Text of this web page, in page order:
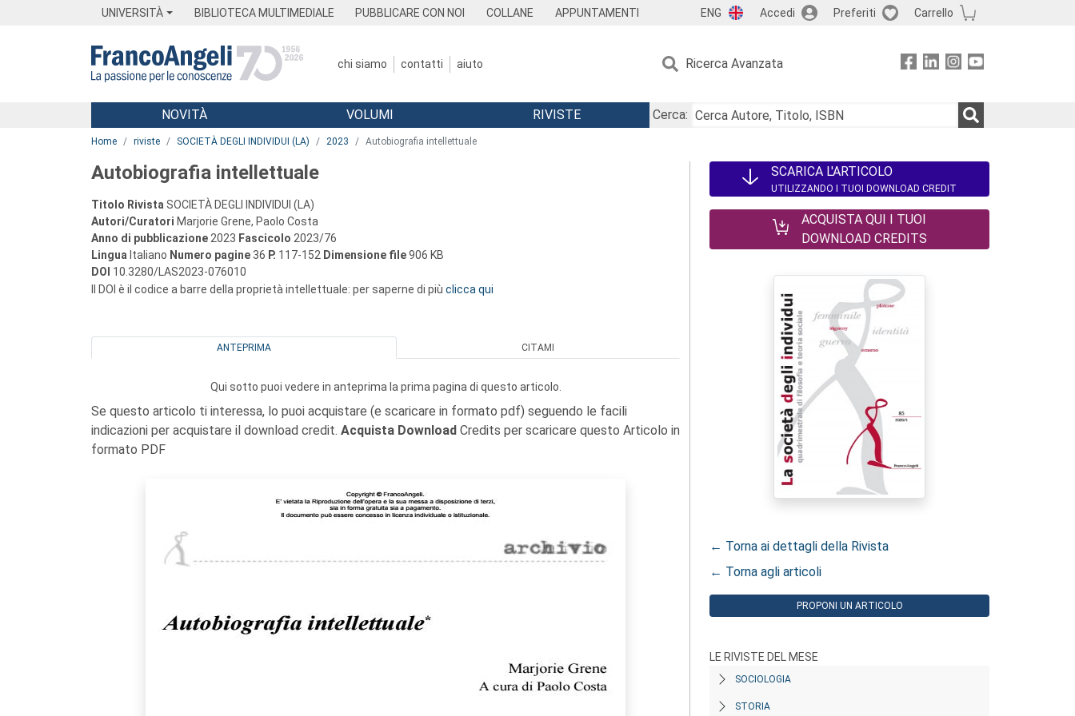
UNIVERSITÀ BIBLIOTECA MULTIMEDIALE PUBBLICARE CON NOI COLLANE APPUNTAMENTI ENG Accedi Preferiti Carrello
chi siamo contatti aiuto Ricerca Avanzata
Menu
NOVITÀ VOLUMI RIVISTE
Cerca:
Home riviste SOCIETÀ DEGLI INDIVIDUI (LA) 2023 Autobiografia intellettuale
Autobiografia intellettuale
Titolo Rivista SOCIETÀ DEGLI INDIVIDUI (LA)
Autori/Curatori Marjorie Grene, Paolo Costa
Anno di pubblicazione 2023 Fascicolo 2023/76
Lingua Italiano Numero pagine 36 P. 117-152 Dimensione file906 KB
DOI 10.3280/LAS2023-076010
Il DOI è il codice a barre della proprietà intellettuale: per saperne di più clicca qui
ANTEPRIMA CITAMI
Qui sotto puoi vedere in anteprima la prima pagina di questo articolo.
Se questo articolo ti interessa, lo puoi acquistare (e scaricare in formato pdf) seguendo le facili
indicazioni per acquistare il download credit. Acquista Download Credits per scaricare questo Articolo in
formato PDF
SCARICA L'ARTICOLO
UTILIZZANDO I TUOI DOWNLOAD CREDIT
ACQUISTA QUI I TUOI
DOWNLOAD CREDITS
← Torna ai dettagli della Rivista
← Torna agli articoli
PROPONI UN ARTICOLO
LE RIVISTE DEL MESE
SOCIOLOGIA
STORIA